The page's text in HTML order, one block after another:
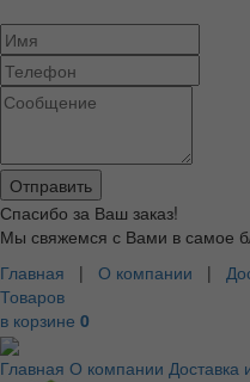
Спасибо за Ваш заказ!
Мы свяжемся с Вами в самое
Главная | О компании |
Товаров
в корзине 0
Главная О компании Доставка